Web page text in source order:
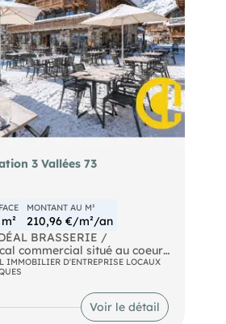
contactez * au
de cette affaire et
de fonds de commerce
vous conseiller et vous
à Z dans votre projet.
indépendant inscrite au
agents commerciaux de
792093460.
3 Vallées 73
MONTANT AU M²
210,96 €/m²/an
BRASSERIE /
commercial situé au coeur
du domaine des Les Trois
d'environ 200 m² + 115 m²
Locaux en angle bénéficiant
et de plus de 20 m de
de 2022 permettant
IMMOBILIER D'ENTREPRISE LOCAUX
Voir le détail